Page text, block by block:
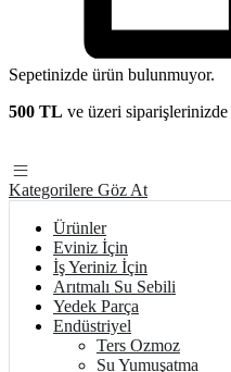
Sepetinizde ürün bulunmuyor.
500 TL ve üzeri siparişlerinizde
Kategorilere Göz At
Ürünler
Eviniz İçin
İş Yeriniz İçin
Arıtmalı Su Sebili
Yedek Parça
Endüstriyel
Ters Ozmoz
Su Yumuşatma